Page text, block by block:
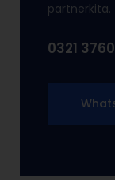
partnerkita.
0321